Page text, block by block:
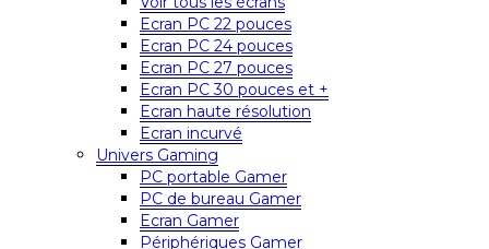
Ecran PC 22 pouces
Ecran PC 24 pouces
Ecran PC 27 pouces
Ecran PC 30 pouces et +
Ecran haute résolution
Ecran incurvé
Univers Gaming
PC portable Gamer
PC de bureau Gamer
Ecran Gamer
Périphériques Gamer